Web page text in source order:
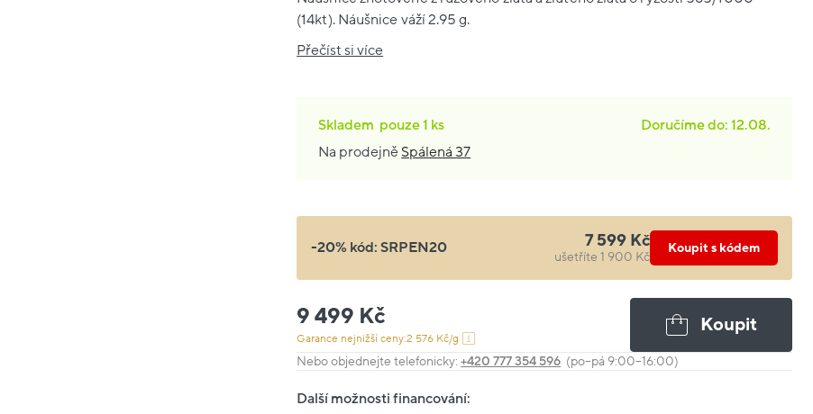
(14kt). Náušnice váží 2.95 g.
Přečíst si více
Skladem pouze1 ks
Doručíme do: 12.08.
Na prodejně Spálená 37
-20% kód:SRPEN20 7 599 Kč
ušetříte 1 900 Kč
Koupit s kódem
9 499 Kč
Garance nejnižší ceny:2 576 Kč/g
Koupit
Nebo objednejte telefonicky:+420 777 354 596 (po–pá 9:00–16:00)
Další možnosti financování: